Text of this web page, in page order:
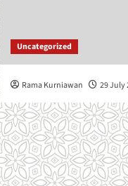
Uncategorized
Rama Kurniawan 29 July